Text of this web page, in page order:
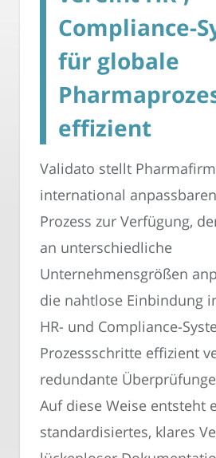
Compliance-
für globale
effizient
Validato stellt
international
Prozess zur Verfügung,
an unterschiedliche
Unternehmensgrößen
die nahtlose Einbindung
HR- und Compliance-
Prozessschritte effizient
redundante
Auf diese Weise entsteht
standardisiertes, klares